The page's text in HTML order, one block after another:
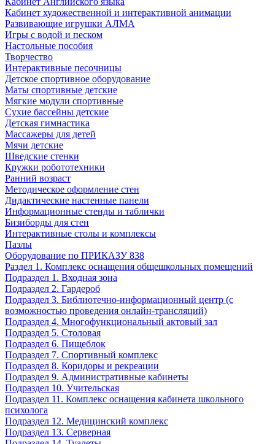
Кабинет художественной и интерактивной анимации
Развивающие игрушки АЛМА
Игры с водой и песком
Настольные пособия
Творчество
Интерактивные песочницы
Детское спортивное оборудование
Маты спортивные детские
Мягкие модули спортивные
Сухие бассейны детские
Детская гимнастика
Массажеры для детей
Мячи детские
Шведские стенки
Кружки робототехники
Ранний возраст
Методическое оформление стен
Дидактические настенные панели
Информационные стенды и таблички
Бизиборды для стен
Интерактивные столы и комплексы
Пазлы
Оборудование по ПРИКАЗУ 838
Раздел 1. Комплекс оснащения общешкольных помещений
Подраздел 1. Входная зона
Подраздел 2. Гардероб
Подраздел 3. Библиотечно-информационный центр (с
возможностью проведения онлайн-трансляций)
Подраздел 4. Многофункциональный актовый зал
Подраздел 5. Столовая
Подраздел 6. Пищеблок
Подраздел 7. Спортивный комплекс
Подраздел 8. Коридоры и рекреации
Подраздел 9. Административные кабинеты
Подраздел 10. Учительская
Подраздел 11. Комплекс оснащения кабинета школьного
психолога
Подраздел 12. Медицинский комплекс
Подраздел 13. Серверная